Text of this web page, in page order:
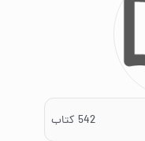
542 کتاب